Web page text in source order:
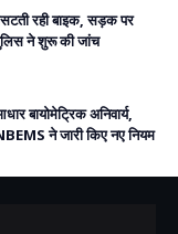
रही बाइक, सड़क पर
ने शुरू की जांच
बायोमेट्रिक अनिवार्य,
ने जारी किए नए नियम